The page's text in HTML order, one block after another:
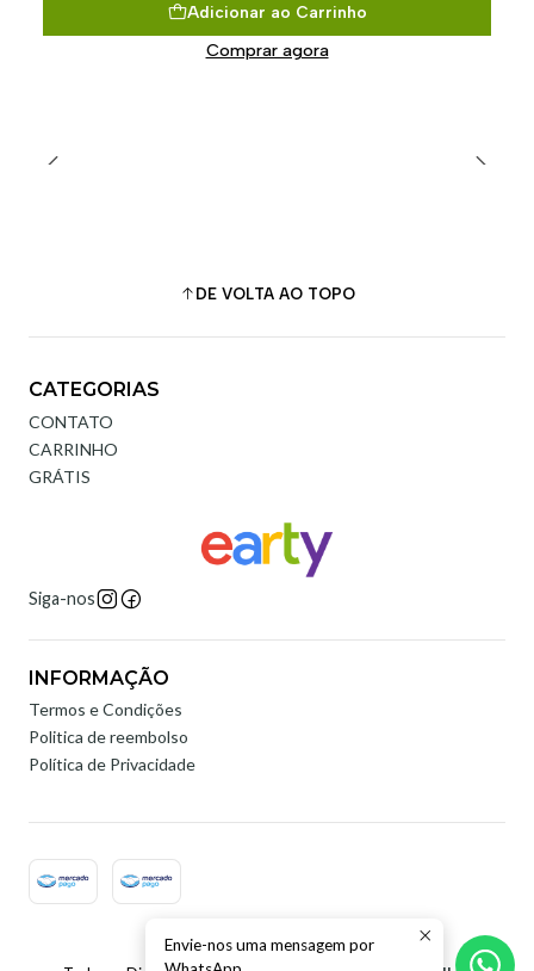
Adicionar ao Carrinho
Comprar agora
DE VOLTA AO TOPO
CATEGORIAS
CONTATO
CARRINHO
GRÁTIS
Siga-nos
INFORMAÇÃO
Termos e Condições
Politica de reembolso
Política de Privacidade
2026 Earty Digital.
Envie-nos uma mensagem por